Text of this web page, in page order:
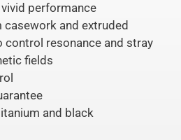
performance
casework and extruded
control resonance and stray
fields
and black